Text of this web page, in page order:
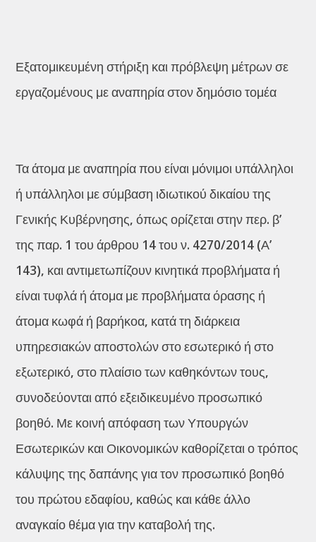
Εξατομικευμένη στήριξη και πρόβλεψη μέτρων σε
εργαζομένους με αναπηρία στον δημόσιο τομέα
Τα άτομα με αναπηρία που είναι μόνιμοι υπάλληλοι
ή υπάλληλοι με σύμβαση ιδιωτικού δικαίου της
Γενικής Κυβέρνησης, όπως ορίζεται στην περ. β’
της παρ. 1 του άρθρου 14 του ν. 4270/2014 (Α’
143), και αντιμετωπίζουν κινητικά προβλήματα ή
είναι τυφλά ή άτομα με προβλήματα όρασης ή
άτομα κωφά ή βαρήκοα, κατά τη διάρκεια
υπηρεσιακών αποστολών στο εσωτερικό ή στο
εξωτερικό, στο πλαίσιο των καθηκόντων τους,
συνοδεύονται από εξειδικευμένο προσωπικό
βοηθό. Με κοινή απόφαση των Υπουργών
Εσωτερικών και Οικονομικών καθορίζεται ο τρόπος
κάλυψης της δαπάνης για τον προσωπικό βοηθό
του πρώτου εδαφίου, καθώς και κάθε άλλο
αναγκαίο θέμα για την καταβολή της.